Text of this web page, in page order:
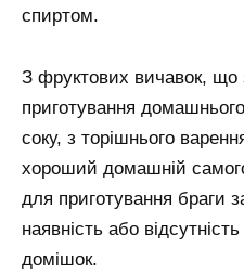
спиртом.
З фруктових вичавок, що
приготування
соку, з торішнього
хороший домашній
для приготування браги
наявність або
домішок.